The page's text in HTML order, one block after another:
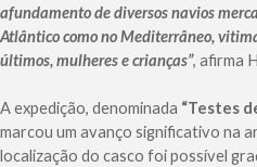
afundamento de diversos navios
Atlântico como no Mediterrâneo,
últimos, mulheres e crianças”, afirma
A expedição, denominada “Testes
marcou um avanço significativo na
localização do casco foi possível